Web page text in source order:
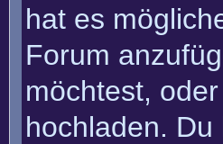
hat es
Forum
möchtest,
hochladen.